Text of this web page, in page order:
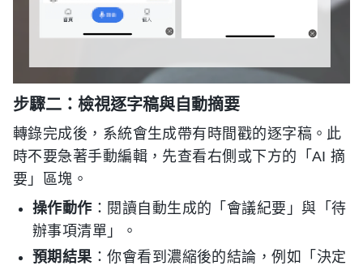
步驟二：檢視逐字稿與自動摘要
轉錄完成後，系統會生成帶有時間戳的逐字稿。此
時不要急著手動編輯，先查看右側或下方的「AI 摘
要」區塊。
操作動作 ：閱讀自動生成的「會議紀要」與「待
辦事項清單」。
預期結果 ：你會看到濃縮後的結論，例如「決定